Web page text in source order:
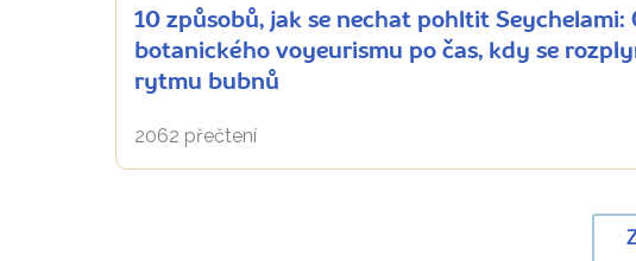
10 způsobů, jak se nechat pohltit Seychelami:
botanického voyeurismu po čas, kdy se
rytmu bubnů
2062 přečtení